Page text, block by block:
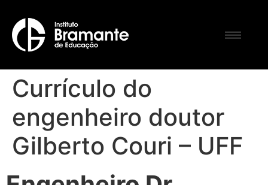
Currículo do
engenheiro doutor
Gilberto Couri – UFF